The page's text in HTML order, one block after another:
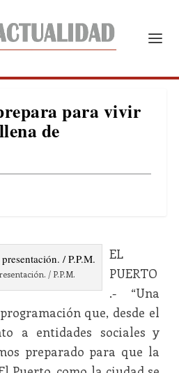
para vivir
de
/ P.P.M.
EL
PUERTO
.-“Una
que, desde el
a entidades sociales y
preparado para que la